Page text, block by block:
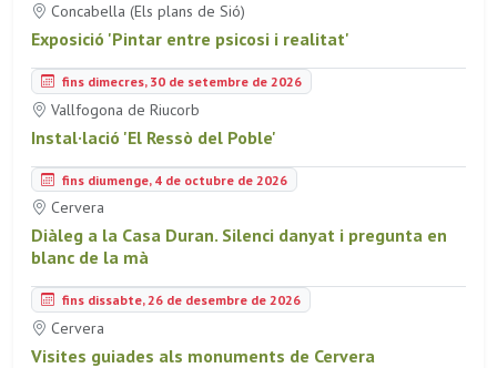
Concabella (Els plans de Sió)
Exposició 'Pintar entre psicosi i realitat'
fins dimecres, 30 de setembre de 2026
Vallfogona de Riucorb
Instal·lació 'El Ressò del Poble'
fins diumenge, 4 de octubre de 2026
Cervera
Diàleg a la Casa Duran. Silenci danyat i pregunta en
blanc de la mà
fins dissabte, 26 de desembre de 2026
Cervera
Visites guiades als monuments de Cervera